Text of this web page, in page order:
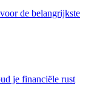
de belangrijkste
je financiële rust